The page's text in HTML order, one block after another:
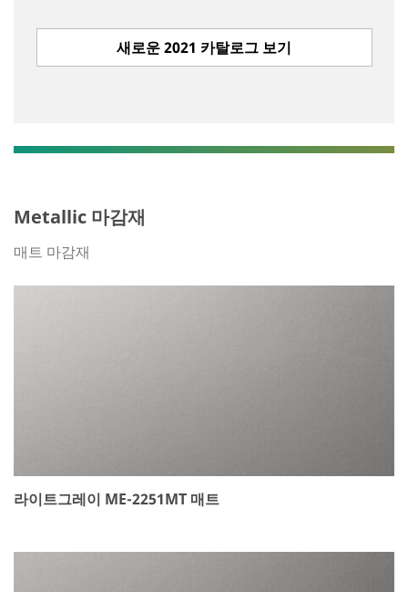
새로운 2021 카탈로그 보기
Metallic 마감재
매트 마감재
라이트그레이 ME-2251MT 매트